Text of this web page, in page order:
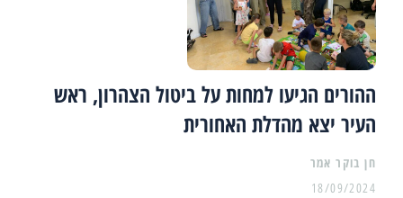
ההורים הגיעו למחות על ביטול הצהרון, ראש
העיר יצא מהדלת האחורית
18/09/2024